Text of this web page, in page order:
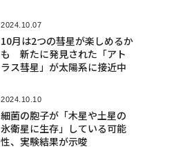
2024.10.07
10月は2つの彗星が楽しめるか
も 新たに発見された「アト
ラス彗星」が太陽系に接近中
2024.10.10
細菌の胞子が「木星や土星の
氷衛星に生存」している可能
性、実験結果が示唆